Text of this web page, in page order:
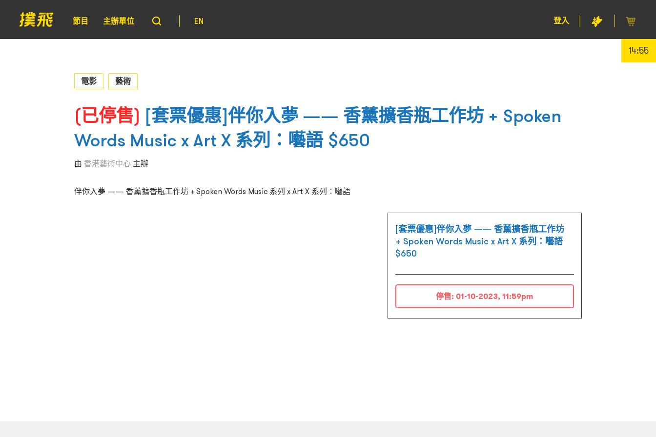
節目 主辦單位 EN 登入
14:55
電影 藝術
(已停售) [套票優惠]伴你入夢 —— 香薰擴香瓶工作坊 + Spoken
Words Music x Art X 系列：囈語 $650
由 香港藝術中心 主辦
伴你入夢 —— 香薰擴香瓶工作坊 + Spoken Words Music 系列 x Art X 系列：囈語
[套票優惠]伴你入夢 —— 香薰擴香瓶工作坊
+ Spoken Words Music x Art X 系列：囈語
$650
停售: 01-10-2023, 11:59pm